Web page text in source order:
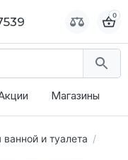
0
Магазины
и туалета
0